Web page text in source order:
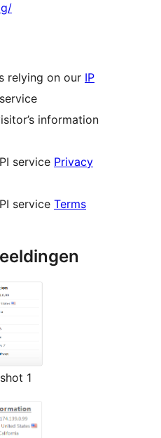
relying on our IP
service
information
service Privacy
service Terms
1